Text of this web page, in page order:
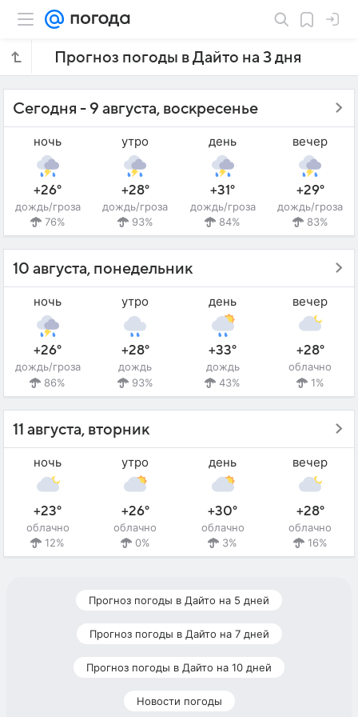
Прогноз погоды в Дайто на 3 дня
Сегодня - 9 августа, воскресенье
ночь
+26°
дождь/гроза
76%
утро
+28°
дождь/гроза
93%
день
+31°
дождь/гроза
84%
вечер
+29°
дождь/гроза
83%
10 августа, понедельник
ночь
+26°
дождь/гроза
86%
утро
+28°
дождь
93%
день
+33°
дождь
43%
вечер
+28°
облачно
1%
11 августа, вторник
ночь
+23°
облачно
12%
утро
+26°
облачно
0%
день
+30°
облачно
3%
вечер
+28°
облачно
16%
Прогноз погоды в Дайто на 5 дней
Прогноз погоды в Дайто на 7 дней
Прогноз погоды в Дайто на 10 дней
Новости погоды